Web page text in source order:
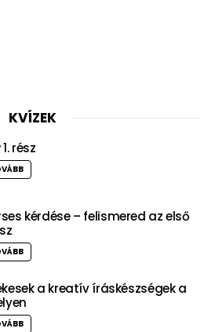
KVÍZEK
rész
kérdése – felismered az első
a kreatív íráskészségek a